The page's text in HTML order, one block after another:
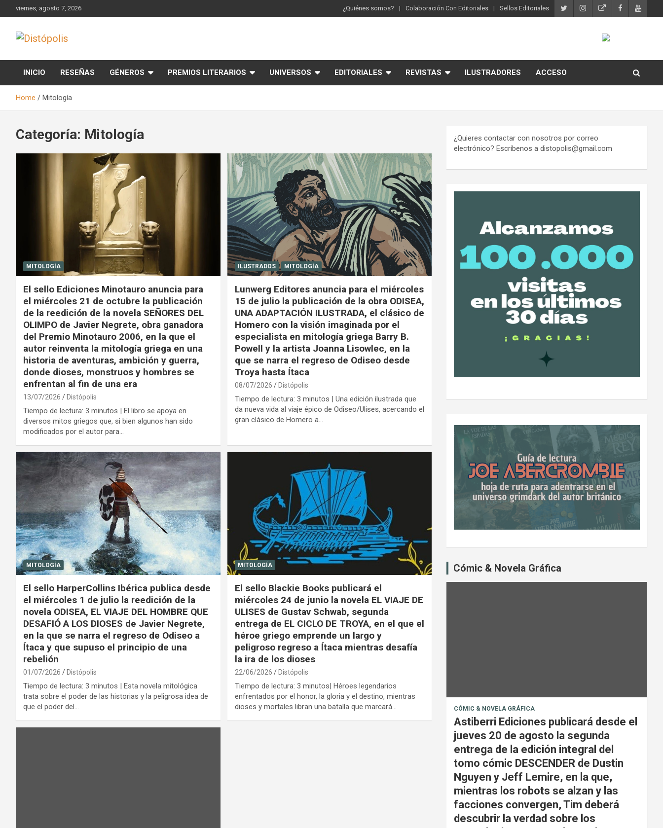
to
viernes, agosto 7, 2026 ¿Quiénes somos? Colaboración Con Editoriales Sellos Editoriales
Distópolis
INICIO RESEÑAS GÉNEROS PREMIOS LITERARIOS UNIVERSOS EDITORIALES REVISTAS ILUSTRADORES ACCESO
Home Mitología
Categoría: Mitología
MITOLOGÍA
El sello Ediciones Minotauro anuncia para
el miércoles 21 de octubre la publicación
de la reedición de la novela SEÑORES DEL
OLIMPO de Javier Negrete, obra ganadora
del Premio Minotauro 2006, en la que el
autor reinventa la mitología griega en una
historia de aventuras, ambición y guerra,
donde dioses, monstruos y hombres se
enfrentan al fin de una era
13/07/2026 Distópolis
Tiempo de lectura: 3 minutos | El libro se apoya en
diversos mitos griegos que, si bien algunos han sido
modificados por el autor para…
ILUSTRADOS MITOLOGÍA
Lunwerg Editores anuncia para el miércoles
15 de julio la publicación de la obra ODISEA,
UNA ADAPTACIÓN ILUSTRADA, el clásico de
Homero con la visión imaginada por el
especialista en mitología griega Barry B.
Powell y la artista Joanna Lisowlec, en la
que se narra el regreso de Odiseo desde
Troya hasta Ítaca
08/07/2026 Distópolis
Tiempo de lectura: 3 minutos | Una edición ilustrada que
da nueva vida al viaje épico de Odiseo/Ulises, acercando el
gran clásico de Homero a…
MITOLOGÍA
El sello HarperCollins Ibérica publica desde
el miércoles 1 de julio la reedición de la
novela ODISEA, EL VIAJE DEL HOMBRE QUE
DESAFIÓ A LOS DIOSES de Javier Negrete,
en la que se narra el regreso de Odiseo a
Ítaca y que supuso el principio de una
rebelión
01/07/2026 Distópolis
Tiempo de lectura: 3 minutos | Esta novela mitológica
trata sobre el poder de las historias y la peligrosa idea de
que el poder del…
MITOLOGÍA
El sello Blackie Books publicará el
miércoles 24 de junio la novela EL VIAJE DE
ULISES de Gustav Schwab, segunda
entrega de EL CICLO DE TROYA, en el que el
héroe griego emprende un largo y
peligroso regreso a Ítaca mientras desafía
la ira de los dioses
22/06/2026 Distópolis
Tiempo de lectura: 3 minutos| Héroes legendarios
enfrentados por el honor, la gloria y el destino, mientras
dioses y mortales libran una batalla que marcará…
¿Quieres contactar con nosotros por correo
electrónico? Escríbenos a distopolis@gmail.com
Cómic & Novela Gráfica
CÓMIC & NOVELA GRÁFICA
Astiberri Ediciones publicará desde el
jueves 20 de agosto la segunda
entrega de la edición integral del
tomo cómic DESCENDER de Dustin
Nguyen y Jeff Lemire, en la que,
mientras los robots se alzan y las
facciones convergen, Tim deberá
descubrir la verdad sobre los